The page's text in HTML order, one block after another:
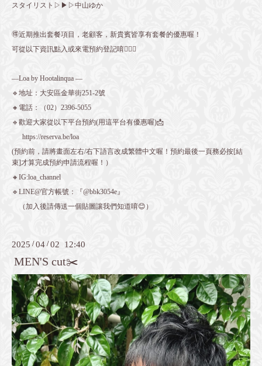
スタイリスト▷▶▷中山ゆか
🉐近期推出套餐項目，老顧客，新貴賓皆享有套餐的優惠喔！
可從以下資訊點入或來電預約登記唷💁🏻‍♀️
—Loa by Hootalinqua —
🔹地址：大安區金華街251-2號
🔸電話：（02）2396-5055
🔹歡迎大家從以下平台預約(用這平台有優惠喔)📩
https://reserva.be/loa
(預約前，請將畫面左右/右下語言改成繁體中文喔！預約最後一頁務必按[結
束]才算完成預約申請流程喔！）
🔸IG:loa_channel
🔹LINE@官方帳號：『@bbk3054e』
（加入後請傳送一個貼圖讓我們知道唷😊）
2025 /04 /02 12:40
MEN'S cut✂️